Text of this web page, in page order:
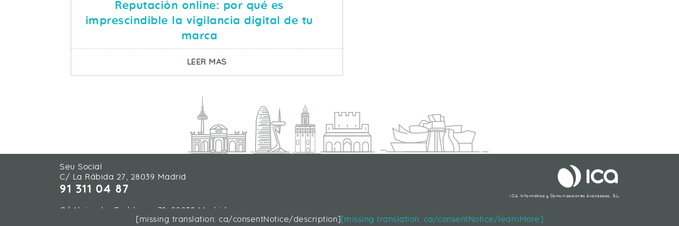
Reputación online: por qué es
imprescindible la vigilancia digital de tu
marca
LEER MASSOBRE REPUTACIÓN ONLINE: POR QUÉ ES IMPRESCINDIBLE LA VIGILANCIA DIGITAL DE TU MARCA
Seu Social
C/ La Rábida 27, 28039 Madrid
91 311 04 87
C/ Alejandro Rodríguez 32, 28039 Madrid
I.C.A. Informática y Comunicaciones Avanzadas, S.L.
[missing translation: ca/consentNotice/description][missing translation: ca/consentNotice/learnMore]